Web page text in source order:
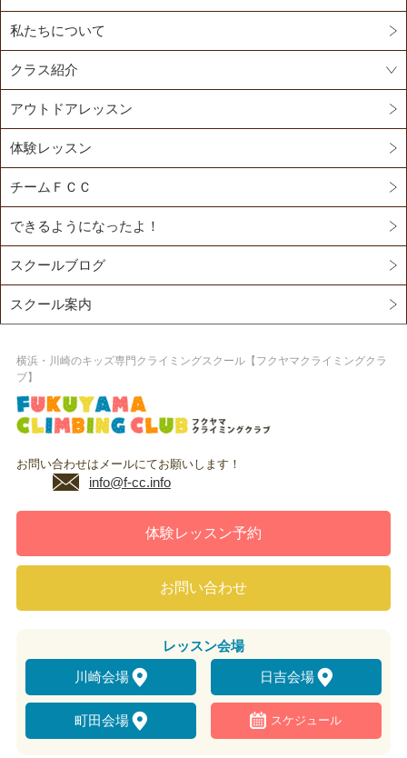
私たちについて
クラス紹介
アウトドアレッスン
体験レッスン
チームＦＣＣ
できるようになったよ！
スクールブログ
スクール案内
横浜・川崎のキッズ専門クライミングスクール【フクヤマクライミングクラ
ブ】
お問い合わせはメールにてお願いします！
info@f-cc.info
体験レッスン予約
お問い合わせ
レッスン会場
川崎会場
日吉会場
町田会場 スケジュール